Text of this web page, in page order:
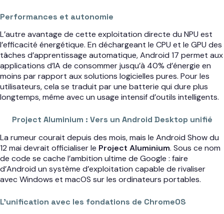
Performances et autonomie
L’autre avantage de cette exploitation directe du NPU est
l’efficacité énergétique. En déchargeant le CPU et le GPU des
tâches d’apprentissage automatique, Android 17 permet aux
applications d’IA de consommer jusqu’à 40% d’énergie en
moins par rapport aux solutions logicielles pures. Pour les
utilisateurs, cela se traduit par une batterie qui dure plus
longtemps, même avec un usage intensif d’outils intelligents.
Project Aluminium : Vers un Android Desktop unifié
La rumeur courait depuis des mois, mais le Android Show du
12 mai devrait officialiser le Project Aluminium. Sous ce nom
de code se cache l’ambition ultime de Google : faire
d’Android un système d’exploitation capable de rivaliser
avec Windows et macOS sur les ordinateurs portables.
L’unification avec les fondations de ChromeOS